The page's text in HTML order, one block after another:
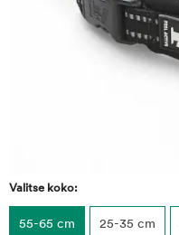
Valitse koko:
55-65 cm 25-35 cm